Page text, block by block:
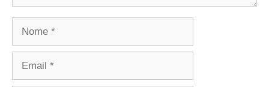
Nome
Email